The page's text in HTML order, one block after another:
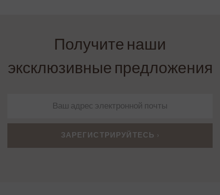
Получите наши
эксклюзивные предложения